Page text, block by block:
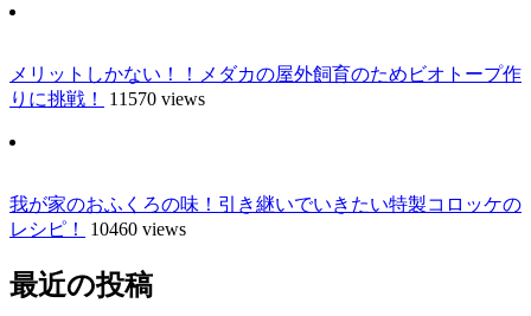
メリットしかない！！メダカの屋外飼育のためビオトープ作
りに挑戦！
11570 views
我が家のおふくろの味！引き継いでいきたい特製コロッケの
レシピ！
10460 views
最近の投稿